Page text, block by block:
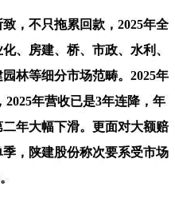
不只拖累回款，2025年全
、房建、桥、市政、水利、
林等细分市场范畴。2025年
2025年营收已是3年连降，年
年大幅下滑。更面对大额赔
，陕建股份称次要系受市场